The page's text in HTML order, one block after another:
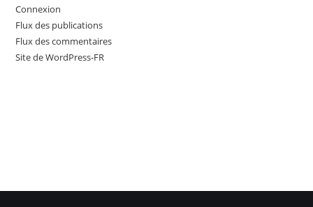
Connexion
Flux des publications
Flux des commentaires
Site de WordPress-FR